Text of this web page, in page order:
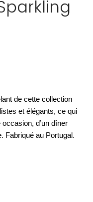
de cette collection
et élégants, ce qui
d’un dîner
Fabriqué au Portugal.